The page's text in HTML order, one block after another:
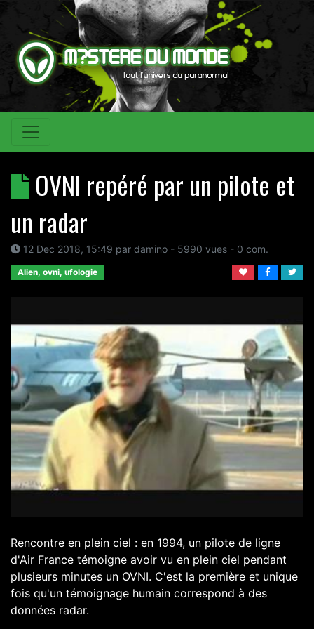
OVNI repéré par un pilote et
un radar
12 Dec 2018, 15:49 par damino - 5990 vues - 0 com.
Alien, ovni, ufologie
Rencontre en plein ciel : en 1994, un pilote de ligne
d'Air France témoigne avoir vu en plein ciel pendant
plusieurs minutes un OVNI. C'est la première et unique
fois qu'un témoignage humain correspond à des
données radar.